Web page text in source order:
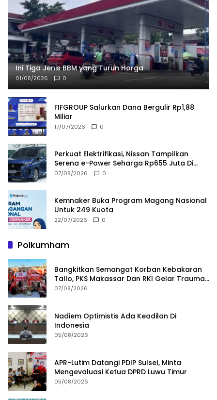
Ini Tiga Jenis BBM yang Turun Harga
01/08/2026 0
FIFGROUP Salurkan Dana Bergulir Rp1,88
Miliar
17/07/2026 0
Perkuat Elektrifikasi, Nissan Tampilkan
Serena e-Power Seharga Rp655 Juta Di
GIIAS 2026
07/08/2026 0
Kemnaker Buka Program Magang Nasional
Untuk 249 Kuota
22/07/2026 0
Polkumham
Bangkitkan Semangat Korban Kebakaran
Tallo, PKS Makassar Dan RKI Gelar Trauma
Healing
07/08/2026
Nadiem Optimistis Ada Keadilan Di
Indonesia
05/08/2026
APR-Lutim Datangi PDIP Sulsel, Minta
Mengevaluasi Ketua DPRD Luwu Timur
05/08/2026